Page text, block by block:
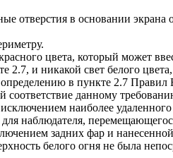
отверстия в основании
цвета, который может
и никакой свет белого
определению в пункте 2.7
соответствие данному
наиболее
наблюдателя,
задних фар и
белого огня не была